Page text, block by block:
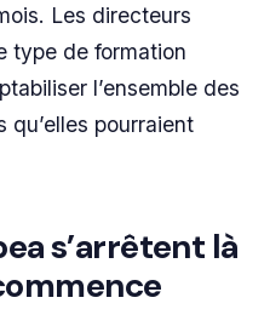
Les directeurs
type de formation
l’ensemble des
pourraient
s’arrêtent là